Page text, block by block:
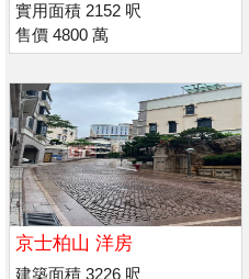
實用面積 2152 呎
售價 4800 萬
京士柏山 洋房
建築面積 3226 呎